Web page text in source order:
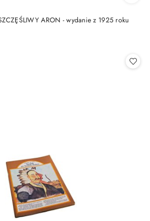
ARON - wydanie z 1925 roku